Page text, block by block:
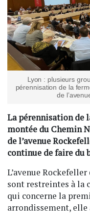
Lyon : plusieurs
pérennisation de la
de
La pérennisation de
montée du Chemin
de l’avenue
continue de faire du
L’avenue
sont restreintes à la
qui concerne la
arrondissement, elle